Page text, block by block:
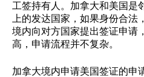
加拿大境内申请美国签证的申